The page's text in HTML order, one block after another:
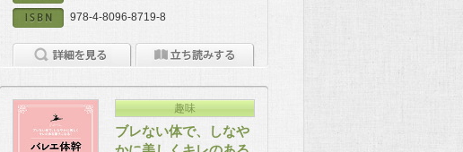
978-4-8096-8719-8
趣味
ブレない体で、しなや